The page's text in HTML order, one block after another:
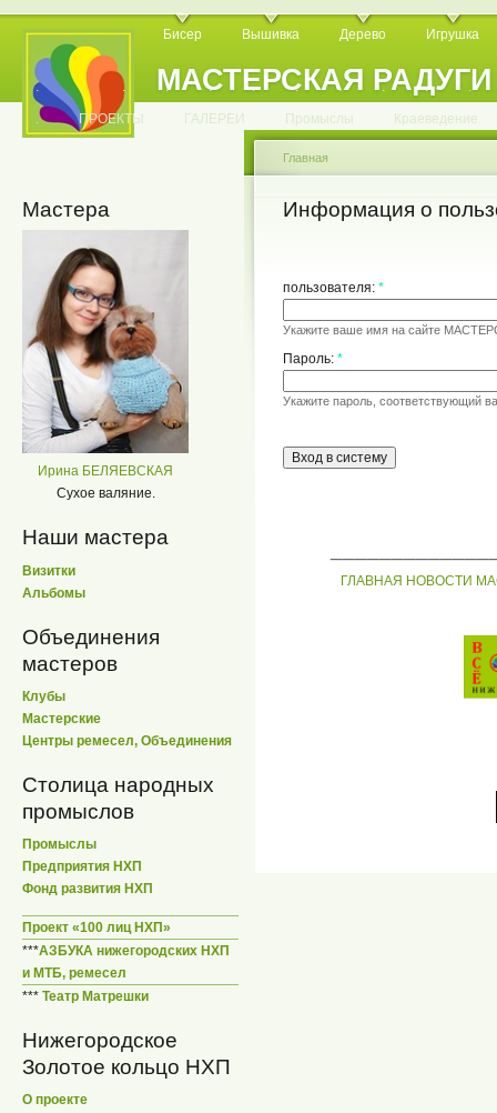
МАСТЕРСКАЯ РАДУГИ
Бисер Вышивка Дерево Игрушка
. . . . . . . . . . .
. ПРОЕКТЫ ГАЛЕРЕИ Промыслы Краеведение
Мастера
Ирина БЕЛЯЕВСКАЯ
Сухое валяние.
Наши мастера
Визитки
Альбомы
Объединения
мастеров
Клубы
Мастерские
Центры ремесел, Объединения
Столица народных
промыслов
Промыслы
Предприятия НХП
Фонд развития НХП
Проект «100 лиц НХП»
***АЗБУКА нижегородских НХП
и МТБ, ремесел
*** Театр Матрешки
Нижегородское
Золотое кольцо НХП
О проекте
Главная
Информация о
пользователя: *
Укажите ваше имя на сайте
Пароль: *
Укажите пароль, соответствующий
ГЛАВНАЯ НОВОСТИ